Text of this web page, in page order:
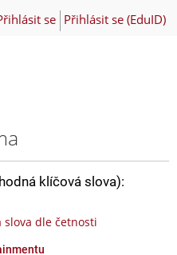
se Přihlásit se (EduID)
klíčová slova):
slova dle četnosti